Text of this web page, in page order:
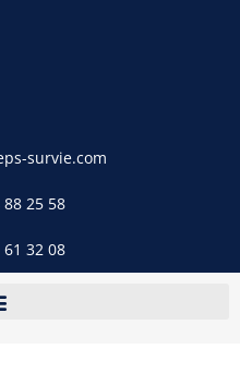
survie.com
88 25 58
61 32 08